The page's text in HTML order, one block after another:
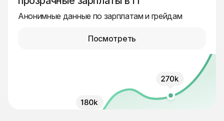
Анонимные данные по зарплатам и грейдам
Посмотреть